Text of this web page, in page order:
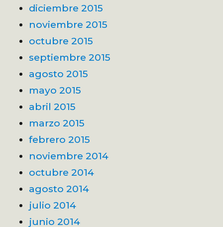
diciembre 2015
noviembre 2015
octubre 2015
septiembre 2015
agosto 2015
mayo 2015
abril 2015
marzo 2015
febrero 2015
noviembre 2014
octubre 2014
agosto 2014
julio 2014
junio 2014